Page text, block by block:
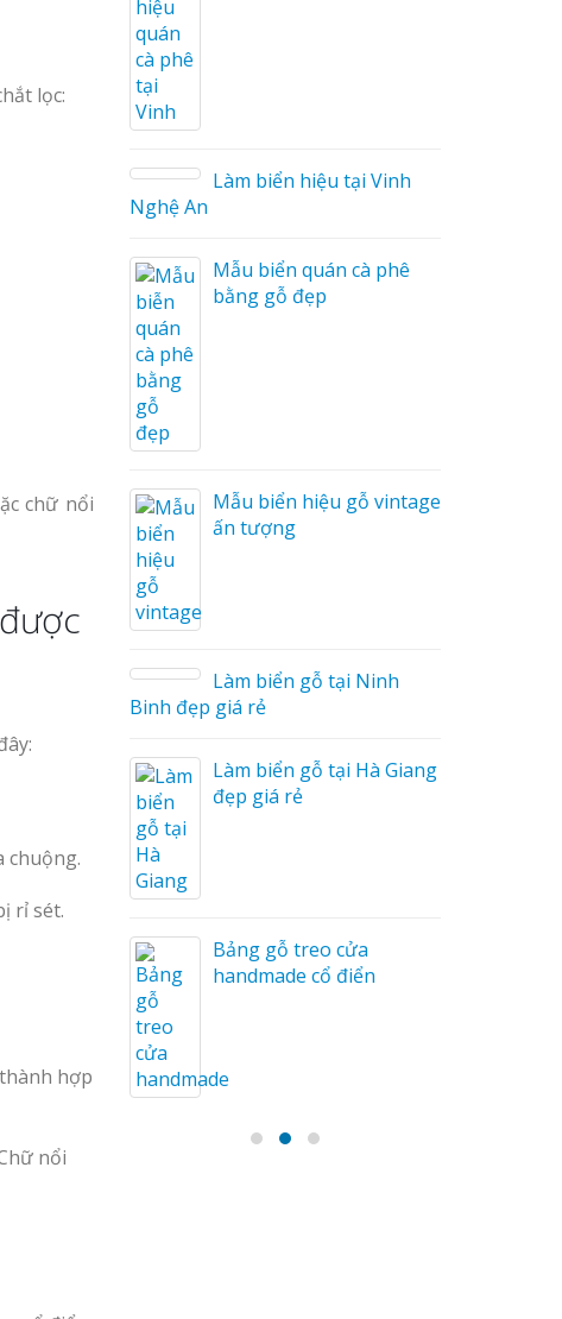
lọc:
chữ nổi
chuộng.
rỉ sét.
hợp
nổi
Mica
Cáo Mỹ
Hàng
Làm biển hiệu tại Vinh
Nghệ An
Mẫu biển quán cà phê
bằng gỗ đẹp
Mẫu biển hiệu gỗ vintage
ấn tượng
Làm biển gỗ tại Ninh
Binh đẹp giá rẻ
Làm biển gỗ tại Hà Giang
đẹp giá rẻ
Bảng gỗ treo cửa
handmade cổ điển